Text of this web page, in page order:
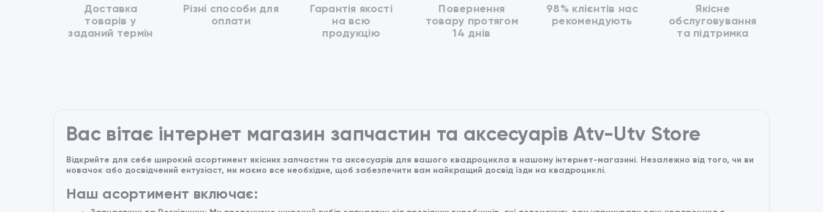
Доставка
товарів у
заданий термін
Різні способи для
оплати
Гарантія якості
на всю
продукцію
Повернення
товару протягом
14 днів
98% клієнтів нас
рекомендують
Якісне
обслуговування
та підтримка
Вас вітає інтернет магазин запчастин та аксесуарів Atv-Utv Store
Відкрийте для себе широкий асортимент якісних запчастин та аксесуарів для вашого квадроцикла в нашому інтернет-магазині. Незалежно від того, чи ви
новачок або досвідчений ентузіаст, ми маємо все необхідне, щоб забезпечити вам найкращий досвід їзди на квадроциклі.
Наш асортимент включає: